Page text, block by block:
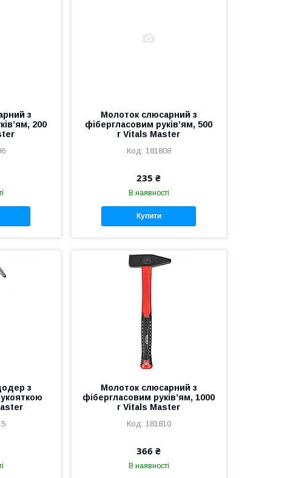
з
200
Молоток слюсарний з
фібергласовим руків’ям, 500
г Vitals Master
181808
235 ₴
В наявності
Купити
з
Молоток слюсарний з
фібергласовим руків’ям, 1000
г Vitals Master
181810
366 ₴
В наявності